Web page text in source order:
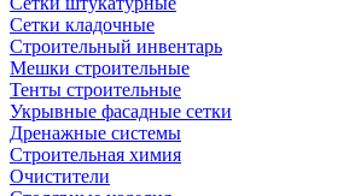
Сетки кладочные
Строительный инвентарь
Мешки строительные
Тенты строительные
Укрывные фасадные сетки
Дренажные системы
Строительная химия
Очистители